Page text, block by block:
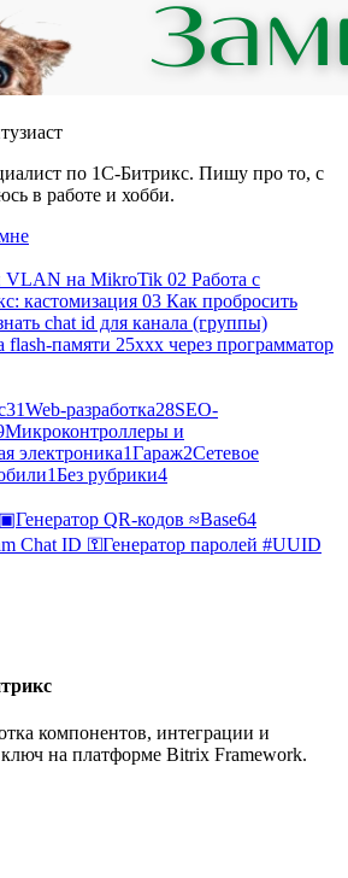
по 1С-Битрикс. Пишу про то, с
в работе и хобби.
VLAN на MikroTik 02 Работа с
кастомизация 03 Как пробросить
chat id для канала (группы)
памяти 25xxx через программатор
31Web-разработка28SEO-
Микроконтроллеры и
электроника1Гараж2Сетевое
1Без рубрики4
▣Генератор QR-кодов ≈Base64
Chat ID ⚿Генератор паролей #UUID
компонентов, интеграции и
ключ на платформе Bitrix Framework.